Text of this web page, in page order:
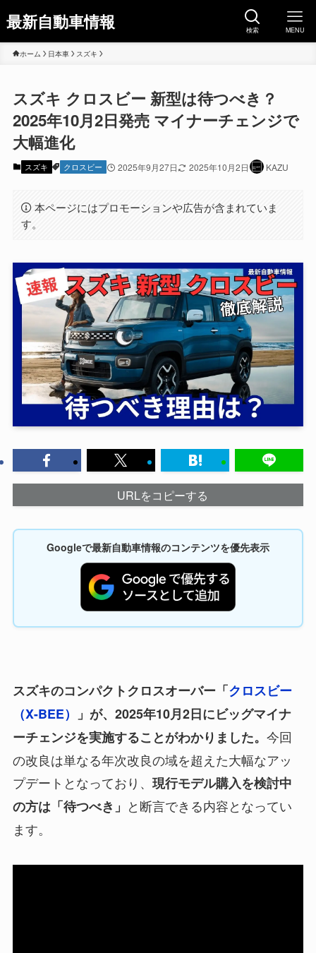
最新自動車情報 検索 MENU
ホーム 日本車 スズキ
スズキ クロスビー 新型は待つべき？
2025年10月2日発売 マイナーチェンジで
大幅進化
スズキ クロスビー 2025年9月27日 2025年10月2日 KAZU
本ページにはプロモーションや広告が含まれていま
す。
URLをコピーする
Googleで最新自動車情報のコンテンツを優先表示
スズキのコンパクトクロスオーバー「クロスビー
（X-BEE）
」が、2025年10月2日にビッグマイナ
ーチェンジを実施することがわかりました。 今回
の改良は単なる年次改良の域を超えた大幅なアッ
プデートとなっており、 現行モデル購入を検討中
の方は「待つべき」 と断言できる内容となってい
ます。